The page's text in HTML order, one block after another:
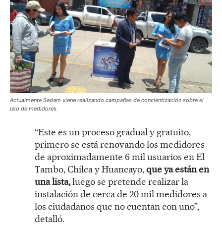
Actualmente Sedam viene realizando campañas de concientización sobre el
uso de medidores.
“Este es un proceso gradual y gratuito,
primero se está renovando los medidores
de aproximadamente 6 mil usuarios en El
Tambo, Chilca y Huancayo,que ya están en
una lista,luego se pretende realizar la
instalación de cerca de 20 mil medidores a
los ciudadanos que no cuentan con uno”,
detalló.